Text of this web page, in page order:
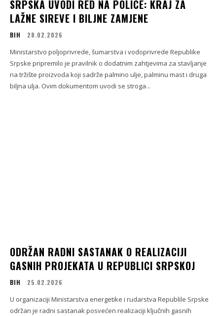
SRPSKA UVODI RED NA POLICE: KRAJ ZA
LAŽNE SIREVE I BILJNE ZAMJENE
BIH 28.02.2026
Ministarstvo poljoprivrede, šumarstva i vodoprivrede Republike
Srpske pripremilo je pravilnik o dodatnim zahtjevima za stavljanje
na tržište proizvoda koji sadrže palmino ulje, palminu mast i druga
biljna ulja. Ovim dokumentom uvodi se stroga...
ODRŽAN RADNI SASTANAK O REALIZACIJI
GASNIH PROJEKATA U REPUBLICI SRPSKOJ
BIH 25.02.2026
U organizaciji Ministarstva energetike i rudarstva Republile Srpske
održan je radni sastanak posvećen realizaciji ključnih gasnih